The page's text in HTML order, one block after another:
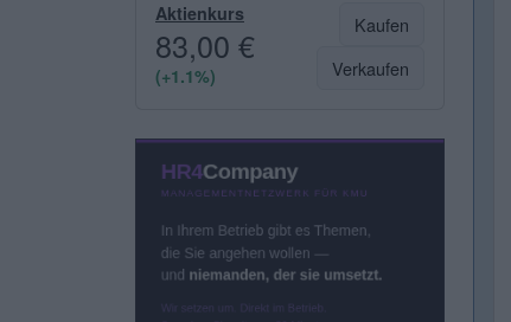
Aktienkurs
83,00 €
(+1.1%)
Kaufen
Verkaufen